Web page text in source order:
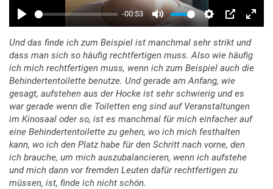
Und das finde ich zum Beispiel ist manchmal sehr strikt und
dass man sich so häufig rechtfertigen muss. Also wie häufig
ich mich rechtfertigen muss, wenn ich zum Beispiel auch die
Behindertentoilette benutze. Und gerade am Anfang, wie
gesagt, aufstehen aus der Hocke ist sehr schwierig und es
war gerade wenn die Toiletten eng sind auf Veranstaltungen
im Kinosaal oder so, ist es manchmal für mich einfacher auf
eine Behindertentoilette zu gehen, wo ich mich festhalten
kann, wo ich den Platz habe für den Schritt nach vorne, den
ich brauche, um mich auszubalancieren, wenn ich aufstehe
und mich dann vor fremden Leuten dafür rechtfertigen zu
müssen, ist, finde ich nicht schön.